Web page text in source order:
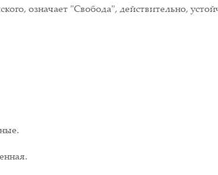
означает "Свобода", действительно,